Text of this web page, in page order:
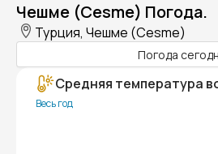
Чешме (Cesme) Погода.
Турция, Чешме (Cesme)
Погода
Средняя температура
Весь год